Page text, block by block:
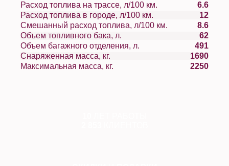
Расход топлива на трассе, л/100 км.
6.6
Расход топлива в городе, л/100 км.
12
Смешанный расход топлива, л/100 км.
8.6
Объем топливного бака, л.
62
Объем багажного отделения, л.
491
Снаряженная масса, кг.
1690
Максимальная масса, кг.
2250